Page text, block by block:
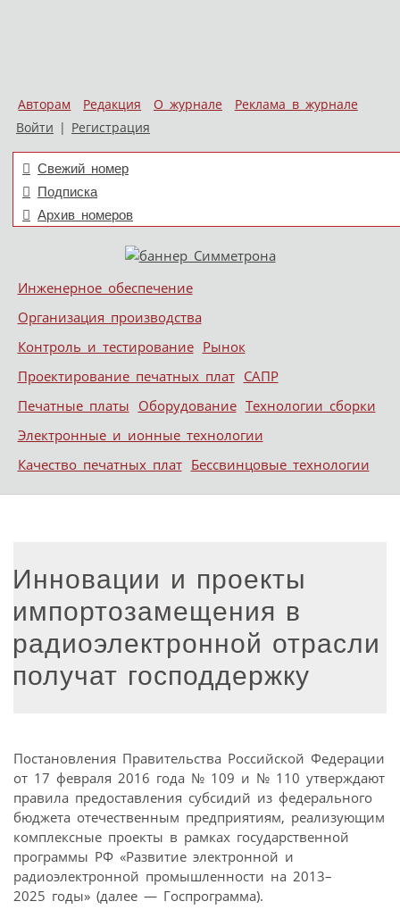
Авторам Редакция О журнале
Реклама в журнале
Войти | Регистрация
Свежий номер
Подписка
Архив номеров
Меню
Skip to content
Инженерное обеспечение
Организация производства
Контроль и тестирование Рынок
Проектирование печатных плат САПР
Печатные платы Оборудование Технологии сборки
Электронные и ионные технологии
Качество печатных плат Бессвинцовые технологии
Инновации и проекты
импортозамещения в
радиоэлектронной отрасли
получат господдержку
Постановления Правительства Российской Федерации
от 17 февраля 2016 года № 109 и № 110 утверждают
правила предоставления субсидий из федерального
бюджета отечественным предприятиям, реализующим
комплексные проекты в рамках государственной
программы РФ «Развитие электронной и
радиоэлектронной промышленности на 2013–
2025 годы» (далее — Госпрограмма).